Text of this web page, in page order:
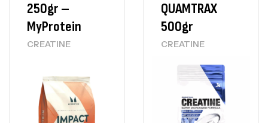
250gr –
MyProtein
CREATINE
QUAMTRAX
500gr
CREATINE